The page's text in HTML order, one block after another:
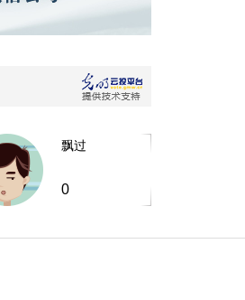
飘过
0